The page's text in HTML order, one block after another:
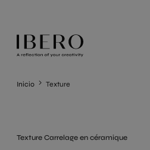
Inicio Texture
Texture Carrelage en céramique